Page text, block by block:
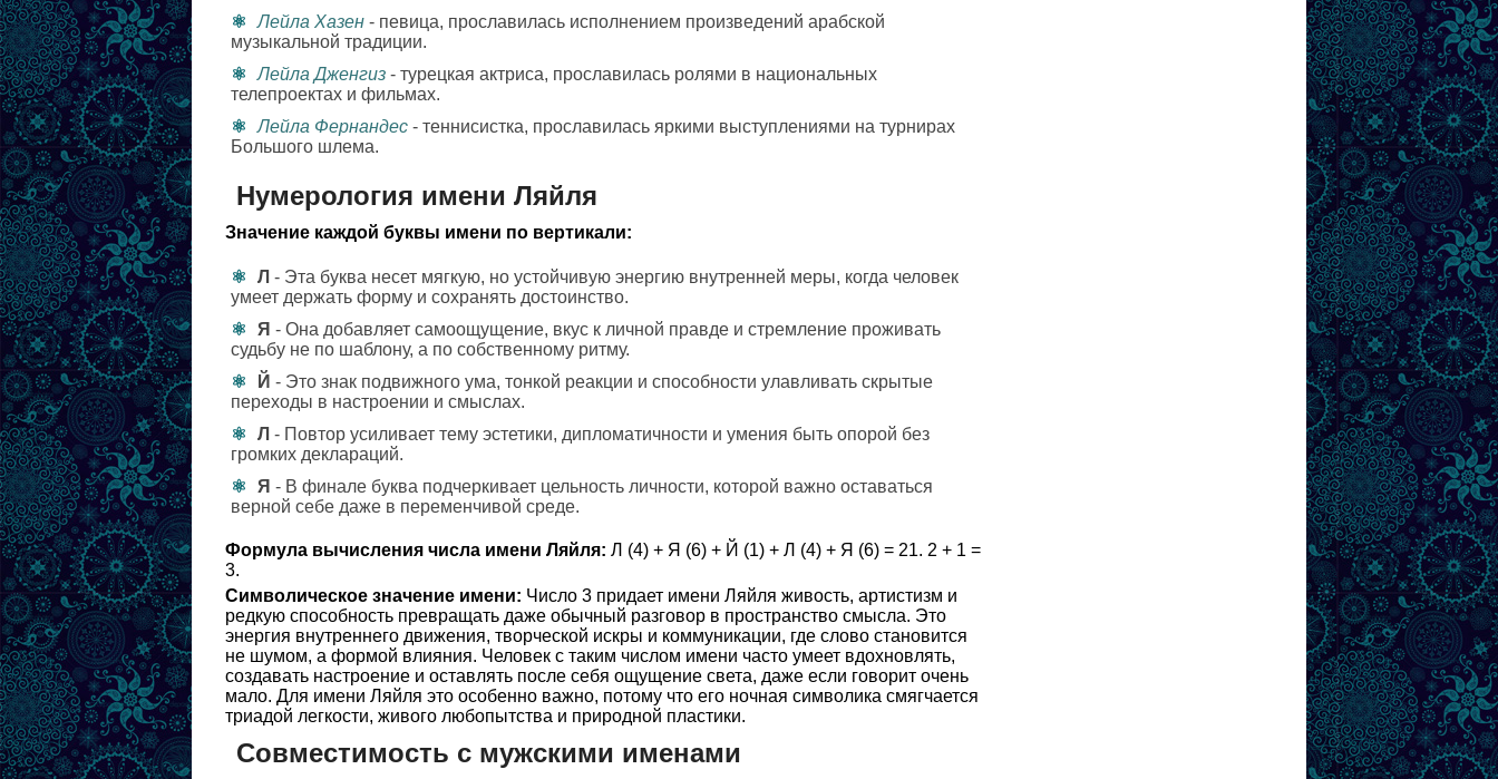
Лейла Хазен - певица, прославилась исполнением произведений арабской
музыкальной традиции.
Лейла Дженгиз - турецкая актриса, прославилась ролями в национальных
телепроектах и фильмах.
Лейла Фернандес - теннисистка, прославилась яркими выступлениями на турнирах
Большого шлема.
Нумерология имени Ляйля
Значение каждой буквы имени по вертикали:
Л - Эта буква несет мягкую, но устойчивую энергию внутренней меры, когда человек
умеет держать форму и сохранять достоинство.
Я - Она добавляет самоощущение, вкус к личной правде и стремление проживать
судьбу не по шаблону, а по собственному ритму.
Й - Это знак подвижного ума, тонкой реакции и способности улавливать скрытые
переходы в настроении и смыслах.
Л - Повтор усиливает тему эстетики, дипломатичности и умения быть опорой без
громких деклараций.
Я - В финале буква подчеркивает цельность личности, которой важно оставаться
верной себе даже в переменчивой среде.
Формула вычисления числа имени Ляйля: Л (4) + Я (6) + Й (1) + Л (4) + Я (6) = 21. 2 + 1 =
3.
Символическое значение имени: Число 3 придает имени Ляйля живость, артистизм и
редкую способность превращать даже обычный разговор в пространство смысла. Это
энергия внутреннего движения, творческой искры и коммуникации, где слово становится
не шумом, а формой влияния. Человек с таким числом имени часто умеет вдохновлять,
создавать настроение и оставлять после себя ощущение света, даже если говорит очень
мало. Для имени Ляйля это особенно важно, потому что его ночная символика смягчается
триадой легкости, живого любопытства и природной пластики.
Совместимость с мужскими именами